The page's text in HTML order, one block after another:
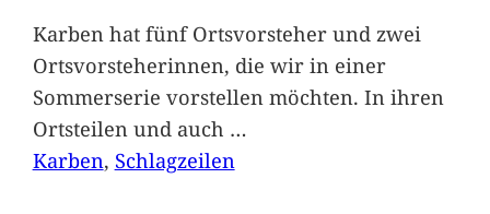
Karben hat fünf Ortsvorsteher und zwei
Ortsvorsteherinnen, die wir in einer
Sommerserie vorstellen möchten. In ihren
Ortsteilen und auch …
Karben, Schlagzeilen